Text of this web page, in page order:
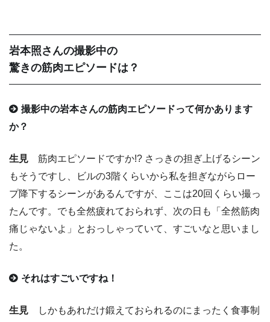
岩本照さんの撮影中の
驚きの筋肉エピソードは？
撮影中の岩本さんの筋肉エピソードって何かあります
か？
生見 筋肉エピソードですか!? さっきの担ぎ上げるシーン
もそうですし、ビルの3階くらいから私を担ぎながらロー
プ降下するシーンがあるんですが、ここは20回くらい撮っ
たんです。でも全然疲れておられず、次の日も「全然筋肉
痛じゃないよ」とおっしゃっていて、すごいなと思いまし
た。
それはすごいですね！
生見 しかもあれだけ鍛えておられるのにまったく食事制